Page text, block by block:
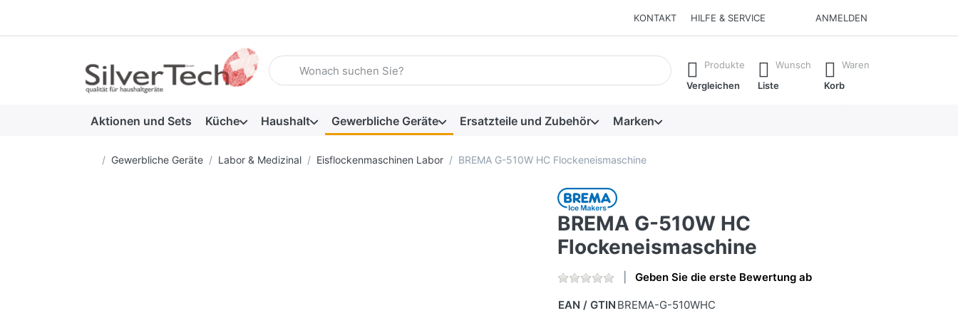
KONTAKT HILFE & SERVICE ANMELDEN
Geben Sie einen Suchbegriff ein. Während Sie tippen, erscheinen automatisch erste Ergebnisse. Drücken Sie die Eingabetaste, um alle
Produkte
Vergleichen
Wunsch
Liste
Waren
Korb
Aktionen und Sets Küche Haushalt Gewerbliche Geräte Ersatzteile und Zubehör Marken
Startseite
Gewerbliche Geräte Labor & Medizinal Eisflockenmaschinen Labor BREMA G-510W HC Flockeneismaschine
BREMA G-510W HC
Flockeneismaschine
Geben Sie die erste Bewertung ab
EAN / GTIN BREMA-G-510WHC